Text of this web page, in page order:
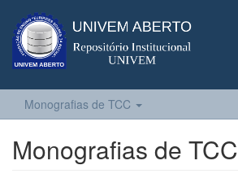
Monografias de TCC
Monografias de TCC